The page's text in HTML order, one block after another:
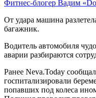
Фитнес-блогер Вадим
От удара машина
багажник.
Водитель автомобиля
аварии разбираются
Ранее Neva.Today
госпитализировали
попавших под колеса